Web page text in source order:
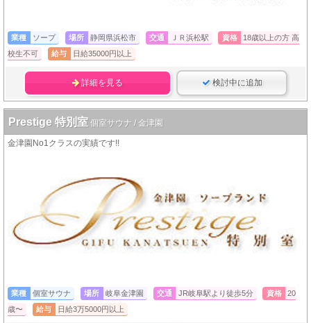
業種 ソープ 場所 静岡県浜松市 交通 ＪＲ浜松駅 資格
18歳以上の方 高
校生不可
給与 日給35000円以上
詳細を見る 検討中に追加
Prestige 特別室 個室サウナ / 金津園
金津園No1クラスの実績です!!
業種 個室サウナ 場所 岐阜金津園 交通 JR岐阜駅より徒歩5分 資格
20
歳〜
給与 日給3万5000円以上